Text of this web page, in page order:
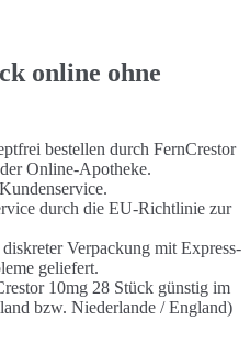
online ohne
bestellen durch FernCrestor
Online-Apotheke.
durch die EU-Richtlinie zur
Verpackung mit Express-
geliefert.
10mg 28 Stück günstig im
bzw. Niederlande / England)